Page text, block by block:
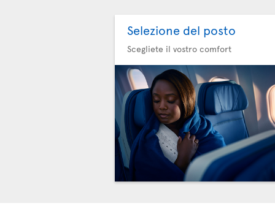
Selezione del posto
Scegliete il vostro comfort